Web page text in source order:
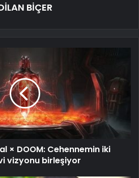
BİÇER
× DOOM: Cehennemin iki
vizyonu birleşiyor